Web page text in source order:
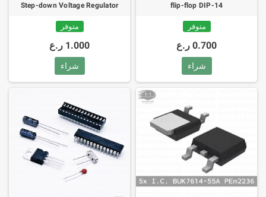
flip-flop DIP-14
متوفر
0.700 ر.ع
شراء
Step-down Voltage Regulator
متوفر
1.000 ر.ع
شراء